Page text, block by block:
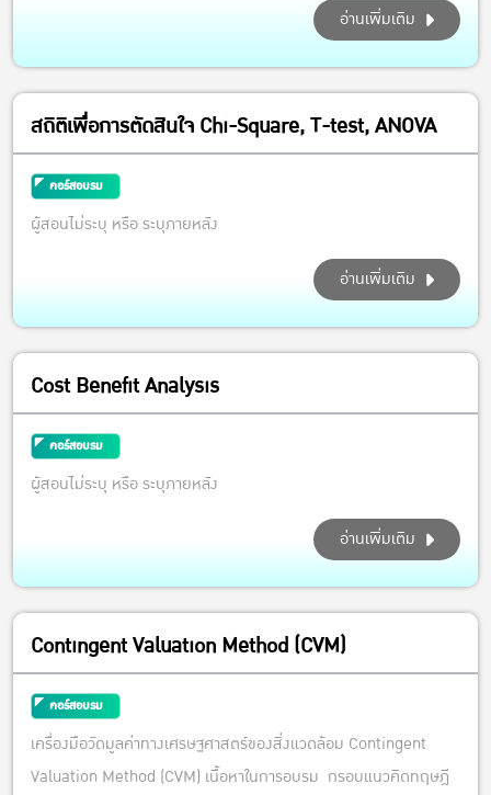
อ่านเพิ่มเติม
สถิติเพื่อการตัดสินใจ Chi-Square, T-test, ANOVA
คอร์สอบรม
ผู้สอนไม่ระบุ หรือ ระบุภายหลัง
อ่านเพิ่มเติม
Cost Benefit Analysis
คอร์สอบรม
ผู้สอนไม่ระบุ หรือ ระบุภายหลัง
อ่านเพิ่มเติม
Contingent Valuation Method (CVM)
คอร์สอบรม
เครื่องมือวัดมูลค่าทางเศรษฐศาสตร์ของสิ่งแวดล้อม Contingent
Valuation Method (CVM) เนื้อหาในการอบรม กรอบแนวคิดทฤษฎี